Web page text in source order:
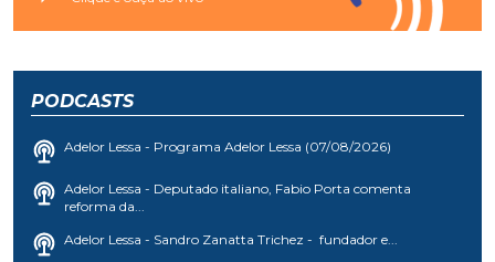
PODCASTS
Adelor Lessa - Programa Adelor Lessa (07/08/2026)
Adelor Lessa - Deputado italiano, Fabio Porta comenta
reforma da...
Adelor Lessa - Sandro Zanatta Trichez - fundador e...